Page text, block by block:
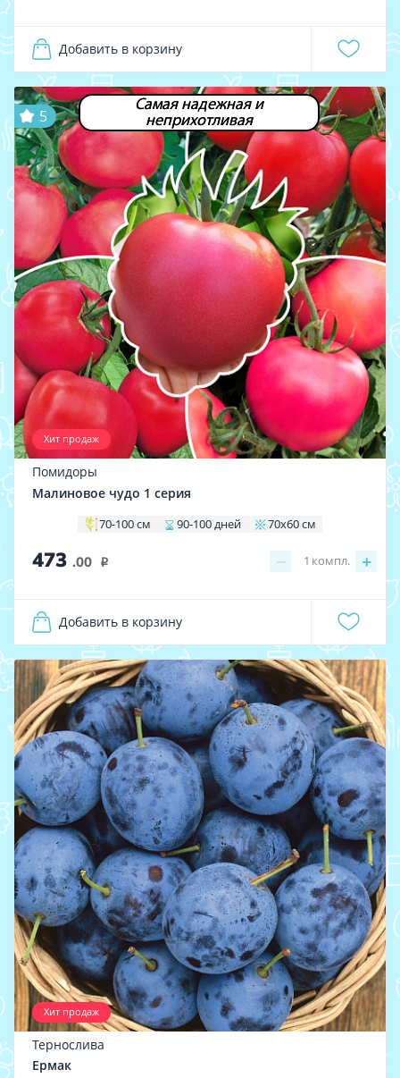
Добавить в корзину
Самая надежная и
неприхотливая
Хит продаж
5
Помидоры
Малиновое чудо 1 серия
70-100 см 90-100 дней 70х60 см
473 .00 i − +
1 компл.
Добавить в корзину
Хит продаж
Тернослива
Ермак